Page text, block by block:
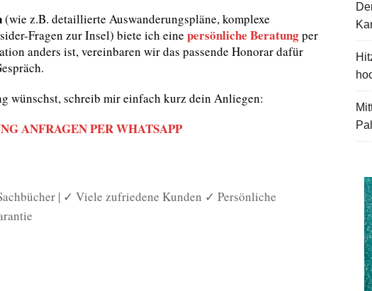
(wie z.B. detaillierte Auswanderungspläne, komplexe
Fragen zur Insel) biete ich eine persönliche Beratungper
anders ist, vereinbaren wir das passende Honorar dafür
wünschst, schreib mir einfach kurz dein Anliegen:
ANFRAGEN PER WHATSAPP
| ✓ Viele zufriedene Kunden ✓ Persönliche